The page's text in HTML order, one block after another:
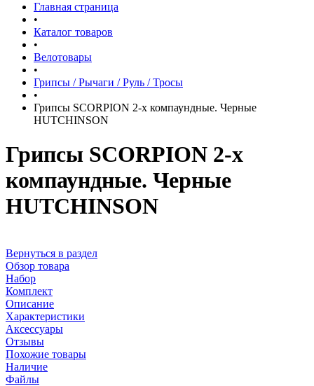
Главная страница
•
Каталог товаров
•
Велотовары
•
Грипсы / Рычаги / Руль / Тросы
•
Грипсы SCORPION 2-х компаундные. Черные
HUTCHINSON
Грипсы SCORPION 2-х
компаундные. Черные
HUTCHINSON
Вернуться в раздел
Обзор товара
Набор
Комплект
Описание
Характеристики
Аксессуары
Отзывы
Похожие товары
Наличие
Файлы